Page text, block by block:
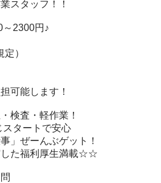
スタッフ！！
2300円♪
）
担可能します！
検査・軽作業！
じスタートで安心
仕事」ぜーんぶゲット！
した福利厚生満載☆☆